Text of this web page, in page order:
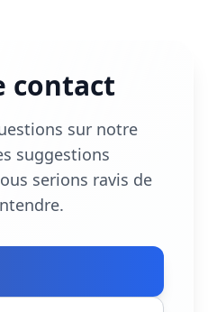
contact
sur notre
suggestions
serions ravis de